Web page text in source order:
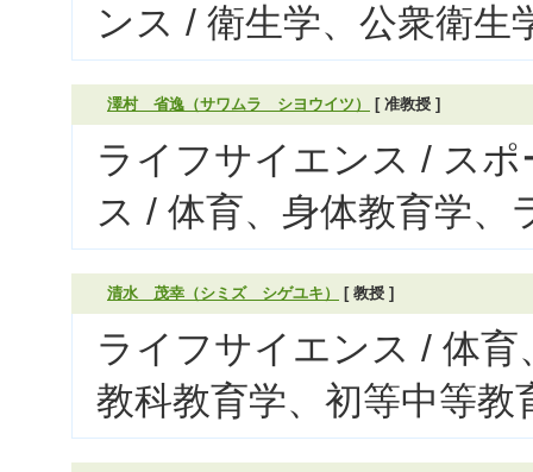
ンス / 衛生学、公衆衛生
澤村 省逸（サワムラ シヨウイツ） [ 准教授 ]
ライフサイエンス / ス
ス / 体育、身体教育学
清水 茂幸（シミズ シゲユキ） [ 教授 ]
ライフサイエンス / 体
教科教育学、初等中等教